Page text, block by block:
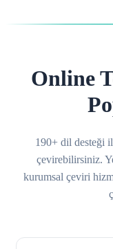
Online
190+ dil desteği
çevirebilirsiniz.
kurumsal çeviri